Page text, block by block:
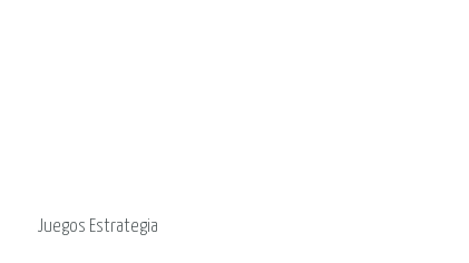
Juegos Estrategia